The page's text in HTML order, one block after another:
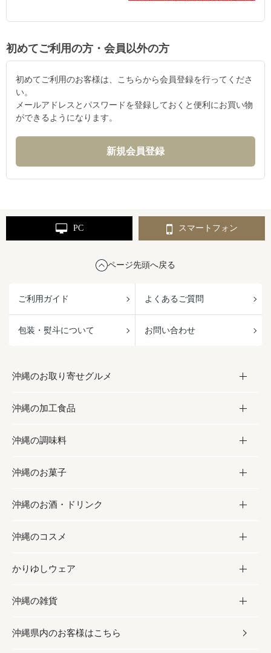
初めてご利用の方・会員以外の方
初めてご利用のお客様は、こちらから会員登録を行ってくださ
い。
メールアドレスとパスワードを登録しておくと便利にお買い物
ができるようになります。
PC スマートフォン
ページ先頭へ戻る
ご利用ガイド よくあるご質問
包装・熨斗について お問い合わせ
沖縄のお取り寄せグルメ
お取り寄せグルメ
フルーツ・野菜
お肉
海産物
沖縄の加工食品
加工食品
缶詰／パウチ
沖縄料理
沖縄そば／乾麺
レトルト食品
乾物／粉類
沖縄の調味料
調味料
砂糖／黒砂糖
塩
お酢／ドレッシング
しょうゆ
みそ
沖縄のお菓子
お菓子
黒糖
ちんすこう
伝統菓子
スナック
沖縄のお酒・ドリンク
お酒・ドリンク
泡盛
ビール・チューハイ
ワイン・ウィスキー・カクテル
沖縄のコスメ
コスメ
スキンケア
ボディケア
かりゆしウェア
かりゆしウェア
メンズ
沖縄の雑貨
雑貨
沖縄県内のお客様はこちら